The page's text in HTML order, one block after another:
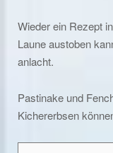
Wieder ein Rezept
Laune austoben
anlacht.
Pastinake und
Kichererbsen